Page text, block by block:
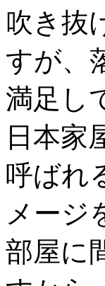
吹き抜
すが、
満足し
日本家
呼ばれ
メージ
部屋に